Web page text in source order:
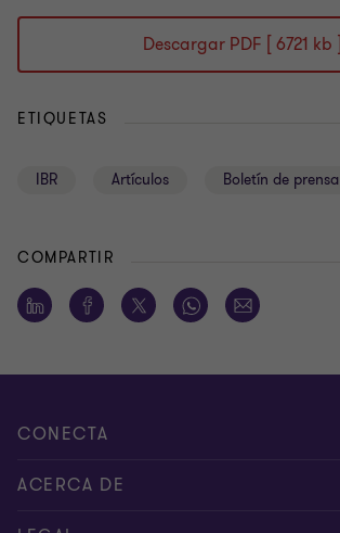
Descargar PDF [ 6721 kb ]
ETIQUETAS
IBR Artículos Boletín de prensa
COMPARTIR
CONECTA
Nuestros expertos
ACERCA DE